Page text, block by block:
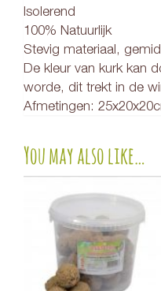
Isolerend
100% Natuurlijk
Stevig materiaal,
De kleur van kurk kan
worde, dit trekt in de
Afmetingen:
You may also like…